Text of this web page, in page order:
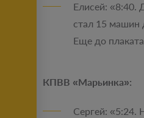
Елисей: «8:40.
стал 15 машин
Еще до
КПВВ «Марьинка»:
Сергей: «5:24.